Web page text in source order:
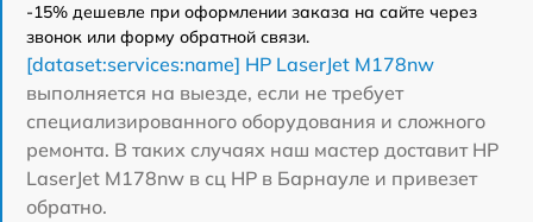
-15% дешевле при оформлении заказа на сайте через
звонок или форму обратной связи.
[dataset:services:name] HP LaserJet M178nw
выполняется на выезде, если не требует
специализированного оборудования и сложного
ремонта. В таких случаях наш мастер доставит HP
LaserJet M178nw в сц HP в Барнауле и привезет
обратно.